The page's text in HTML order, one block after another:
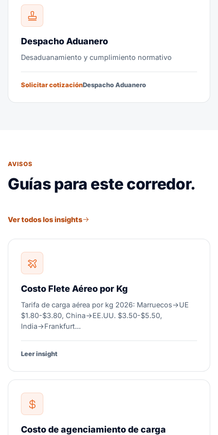
Despacho Aduanero
Desaduanamiento y cumplimiento normativo
Solicitar cotizaciónDespacho Aduanero
AVISOS
Guías para este corredor.
Ver todos los insights
Costo Flete Aéreo por Kg
Tarifa de carga aérea por kg 2026: Marruecos→UE
$1.80-$3.80, China→EE.UU. $3.50-$5.50,
India→Frankfurt...
Leer insight
Costo de agenciamiento de carga